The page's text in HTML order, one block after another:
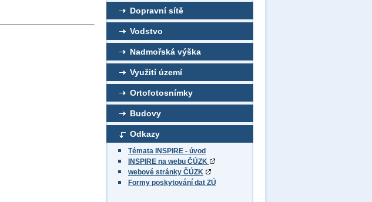
Dopravní sítě
Vodstvo
Nadmořská výška
Využití území
Ortofotosnímky
Budovy
Odkazy
Témata INSPIRE - úvod
INSPIRE na webu ČÚZK
webové stránky ČÚZK
Formy poskytování dat ZÚ